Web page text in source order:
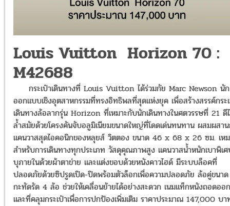
Louis Vuitton Horizon 70 :
M42688
กระเป๋าเดินทางที่ Louis Vuitton ได้ร่วมกัย Marc Newson นัก
ออกแบบเชิงอุตสาหกรรมที่ทรงอิทธิพลที่สุดแห่งยุค เพื่อสร้างสรรค์กระ
เดินทางล้อลากรุ่น Horizon ที่เหมาะกับนักเดินทางในศตวรรษที่ 21 ดี
ล้ำสมัยด้วยโครงคันจับอลูมิเนียมขนาดใหญ่ที่โดดเด่นทนทาน ผสมผสา
แคนวาสสุดไอคอนิกของหลุยส์ วิตตอง ขนาด 46 x 68 x 26 ซม. เห
สำหรับการเดินทางทุกประเภท วัสดุคุณภาพสูง แคนวาสน้ำหนักเบาพิเ
บุภายในด้วยผ้าตาข่าย และแต่งขอบด้วยหนังคาวไฮด์ มีระบบล็อคที่
ปลอดภัยด้วยซิปรูดเปิด-ปิดพร้อมตัวล็อกเพื่อความปลอดภัย ล้อคู่ขนาด
กะทัดรัด 4 ล้อ ช่วยให้เคลื่อนย้ายได้อย่างสะดวก เนมแท็กหนังถอดออ
และที่คลุมกระเป๋าเพื่อการปกป้องเพิ่มเติม ราคาประมาณ 147,000 บา